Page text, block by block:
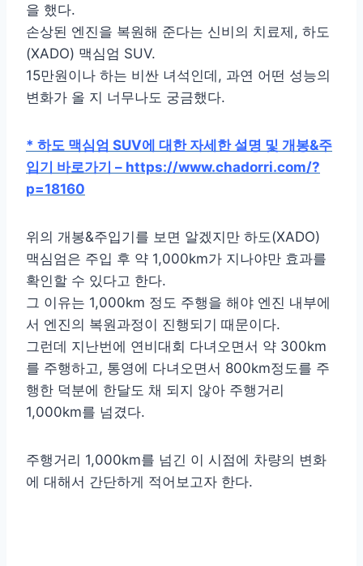
을 했다.
손상된 엔진을 복원해 준다는 신비의 치료제, 하도
(XADO) 맥심엄 SUV.
15만원이나 하는 비싼 녀석인데, 과연 어떤 성능의
변화가 올 지 너무나도 궁금했다.
* 하도 맥심엄 SUV에 대한 자세한 설명 및 개봉&주
입기 바로가기 – https://www.chadorri.com/?
p=18160
위의 개봉&주입기를 보면 알겠지만 하도(XADO)
맥심엄은 주입 후 약 1,000km가 지나야만 효과를
확인할 수 있다고 한다.
그 이유는 1,000km 정도 주행을 해야 엔진 내부에
서 엔진의 복원과정이 진행되기 때문이다.
그런데 지난번에 연비대회 다녀오면서 약 300km
를 주행하고, 통영에 다녀오면서 800km정도를 주
행한 덕분에 한달도 채 되지 않아 주행거리
1,000km를 넘겼다.
주행거리 1,000km를 넘긴 이 시점에 차량의 변화
에 대해서 간단하게 적어보고자 한다.